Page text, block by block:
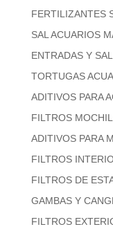
FERTILIZANTES
SAL ACUARIOS
ENTRADAS Y
TORTUGAS
ADITIVOS PARA
FILTROS
ADITIVOS PARA
FILTROS
FILTROS DE
GAMBAS Y
FILTROS